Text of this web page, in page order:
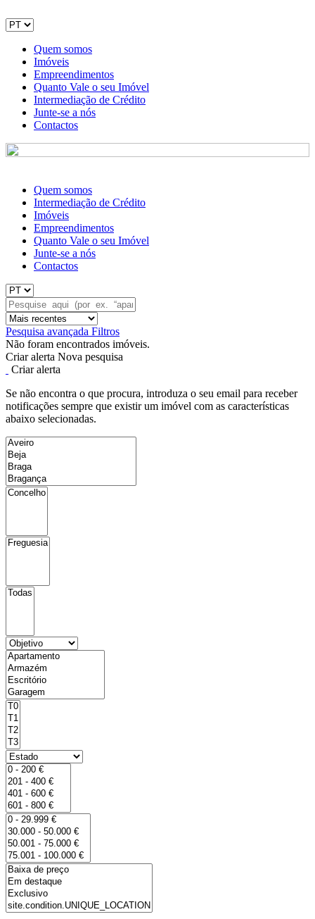
Quem somos
Imóveis
Empreendimentos
Quanto Vale o seu Imóvel
Intermediação de Crédito
Junte-se a nós
Contactos
Quem somos
Intermediação de Crédito
Imóveis
Empreendimentos
Quanto Vale o seu Imóvel
Junte-se a nós
Contactos
Pesquisa avançada Filtros
Não foram encontrados imóveis.
Criar alerta Nova pesquisa
Criar alerta
Se não encontra o que procura, introduza o seu email para receber
notificações sempre que existir um imóvel com as características
abaixo selecionadas.